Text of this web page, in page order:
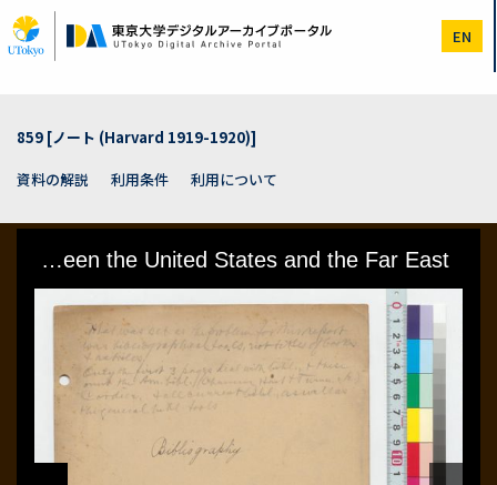
イ
ン
EN
859 [ノート (Harvard 1919-1920)]
資料の解説
利用条件 利用について